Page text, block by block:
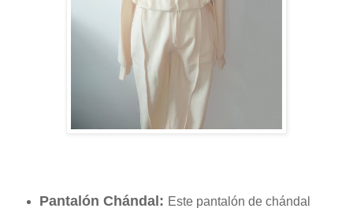
Pantalón Chándal: Este pantalón de chándal